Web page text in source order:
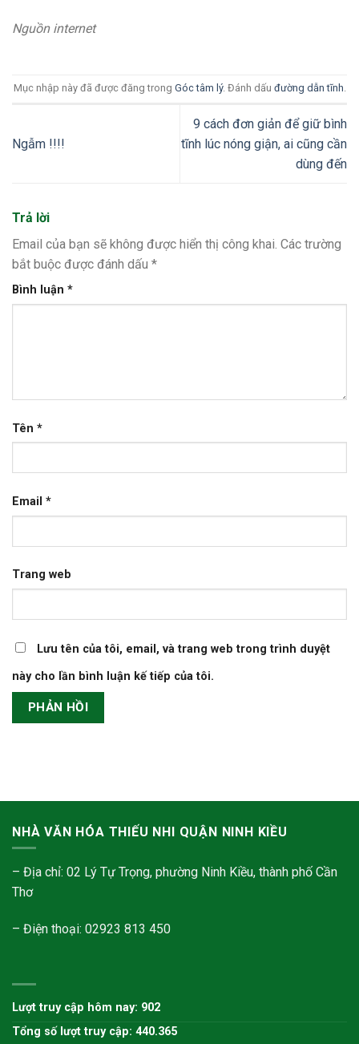
Nguồn internet
Mục nhập này đã được đăng trong Góc tâm lý. Đánh dấu đường dẫn tĩnh.
Ngẫm !!!!
9 cách đơn giản để giữ bình
tĩnh lúc nóng giận, ai cũng cần
dùng đến
Trả lời
Email của bạn sẽ không được hiển thị công khai. Các trường
bắt buộc được đánh dấu *
Bình luận *
Tên *
Email *
Trang web
Lưu tên của tôi, email, và trang web trong trình duyệt
này cho lần bình luận kế tiếp của tôi.
NHÀ VĂN HÓA THIẾU NHI QUẬN NINH KIỀU
– Địa chỉ: 02 Lý Tự Trọng, phường Ninh Kiều, thành phố Cần
Thơ
– Điện thoại: 02923 813 450
Lượt truy cập hôm nay: 902
Tổng số lượt truy cập: 440.365